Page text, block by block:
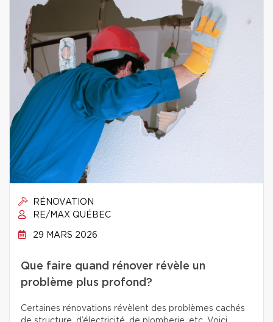
RÉNOVATION
RE/MAX QUÉBEC
29 MARS 2026
Que faire quand rénover révèle un
problème plus profond?
Certaines rénovations révèlent des problèmes cachés